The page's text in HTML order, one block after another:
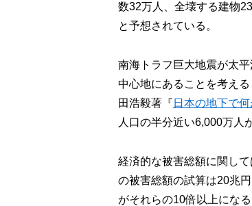
数32万人、全壊する建物
と予想されている。
南海トラフ巨大地震が太
中心地にあることを考え
田浩毅著『 日本の地下で
人口の半分近い6,000万人
経済的な被害総額に関し
の被害総額の試算は20兆
がそれらの10倍以上になる